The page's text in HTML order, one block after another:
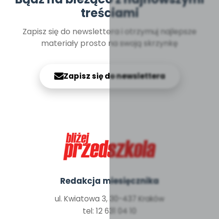
treściami
Zapisz się do newslettera i otrzymuj najlepsze
materiały prosto na swoją skrzynkę
Zapisz się do newslettera
Redakcja miesięcznika
ul. Kwiatowa 3, 30-437 Kraków
tel: 12 631 04 10